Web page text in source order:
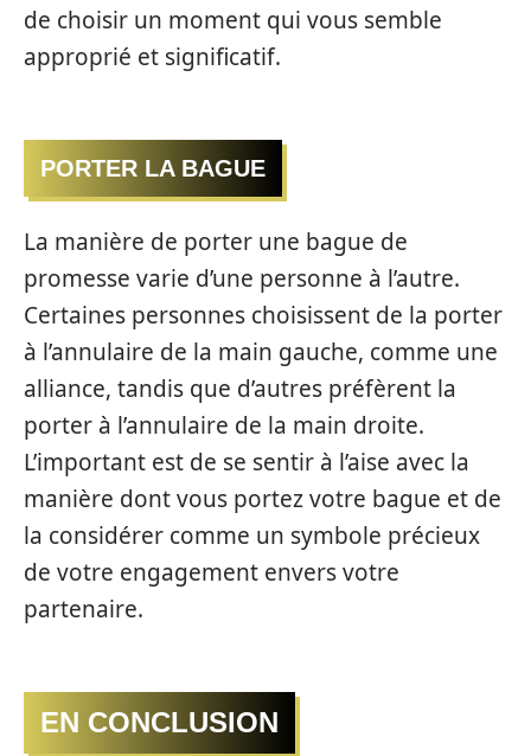
de choisir un moment qui vous semble
approprié et significatif.
PORTER LA BAGUE
La manière de porter une bague de
promesse varie d’une personne à l’autre.
Certaines personnes choisissent de la porter
à l’annulaire de la main gauche, comme une
alliance, tandis que d’autres préfèrent la
porter à l’annulaire de la main droite.
L’important est de se sentir à l’aise avec la
manière dont vous portez votre bague et de
la considérer comme un symbole précieux
de votre engagement envers votre
partenaire.
EN CONCLUSION